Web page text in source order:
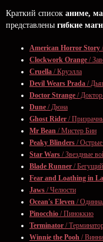
Краткий список аниме,
представлены гибкие
American Horror Story
Clockwork Orange /
Cruella / Круэлла
Devil Wears Prada /
Doctor Strange /
Dune / Дюна
Ghost Rider /
Mr Bean / Мистер Бин
Peaky Blinders /
Star Wars / Звездные
Blade Runner /
Fear and Loathing in
Jaws / Челюсти
Ocean's Eleven /
Pinocchio / Пиноккио
Terminator /
Winnie the Pooh /